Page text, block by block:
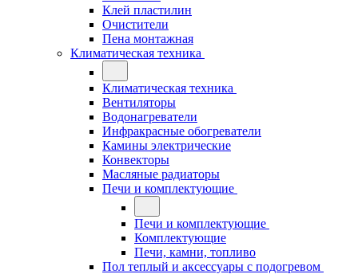
Клей пластилин
Очистители
Пена монтажная
Климатическая техника
Климатическая техника
Вентиляторы
Водонагреватели
Инфракрасные обогреватели
Камины электрические
Конвекторы
Масляные радиаторы
Печи и комплектующие
Печи и комплектующие
Комплектующие
Печи, камни, топливо
Пол теплый и аксессуары с подогревом